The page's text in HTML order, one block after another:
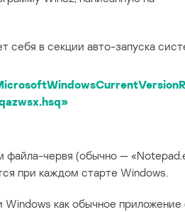
себя в секции авто-запуска
файла-червя (обычно —
при каждом старте Windows.
как обычное